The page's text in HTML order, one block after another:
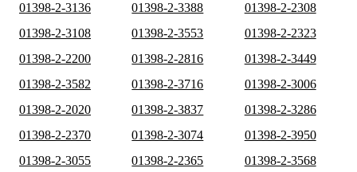
01398-2-3136 01398-2-3388
01398-2-2308
01398-2-3108
01398-2-3553
01398-2-2323
01398-2-2200
01398-2-2816
01398-2-3449
01398-2-3582
01398-2-3716
01398-2-3006
01398-2-2020
01398-2-3837
01398-2-3286
01398-2-2370
01398-2-3074
01398-2-3950
01398-2-3055
01398-2-2365
01398-2-3568